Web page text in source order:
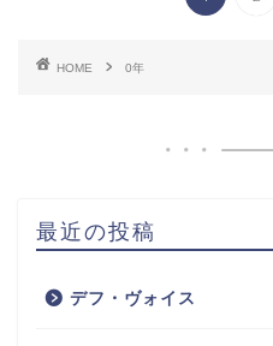
HOME 0年
最近の投稿
デフ・ヴォイス